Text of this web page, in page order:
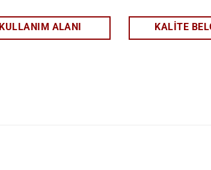
KULLANIM ALANI KALITE